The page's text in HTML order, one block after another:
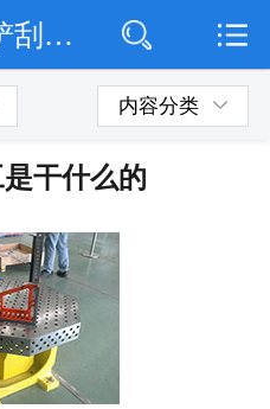
网站首页
公司简介
联系我们
机床铲刮工是干什么的
内容分类
干什么的